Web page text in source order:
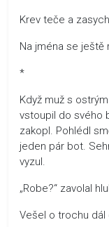
Krev teče a
Na jména se ještě
*
Když muž s
vstoupil do svého
zakopl. Pohlédl
jeden pár bot.
vyzul.
„Robe?“ zavolal
Vešel o trochu dál